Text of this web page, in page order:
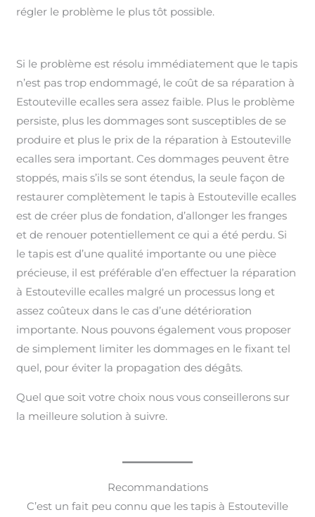
régler le problème le plus tôt possible.
Si le problème est résolu immédiatement que le tapis
n’est pas trop endommagé, le coût de sa réparation à
Estouteville ecalles sera assez faible. Plus le problème
persiste, plus les dommages sont susceptibles de se
produire et plus le prix de la réparation à Estouteville
ecalles sera important. Ces dommages peuvent être
stoppés, mais s’ils se sont étendus, la seule façon de
restaurer complètement le tapis à Estouteville ecalles
est de créer plus de fondation, d’allonger les franges
et de renouer potentiellement ce qui a été perdu. Si
le tapis est d’une qualité importante ou une pièce
précieuse, il est préférable d’en effectuer la réparation
à Estouteville ecalles malgré un processus long et
assez coûteux dans le cas d’une détérioration
importante. Nous pouvons également vous proposer
de simplement limiter les dommages en le fixant tel
quel, pour éviter la propagation des dégâts.
Quel que soit votre choix nous vous conseillerons sur
la meilleure solution à suivre.
Recommandations
C’est un fait peu connu que les tapis à Estouteville